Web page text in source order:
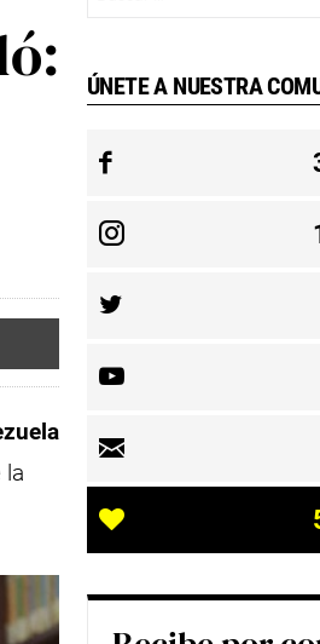
la
ÚNETE A NUESTRA